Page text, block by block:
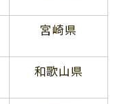
宮崎県
和歌山県